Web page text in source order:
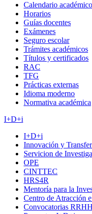
Calendario académico
Horarios
Guías docentes
Exámenes
Seguro escolar
Trámites académicos
Títulos y certificados
RAC
TFG
Prácticas externas
Idioma moderno
Normativa académica
I+D+i
I+D+i
Innovación y
Servicion de
OPE
CINTTEC
HRS4R
Mentoría para la
Centro de Atracción
Convocatorias RRHH